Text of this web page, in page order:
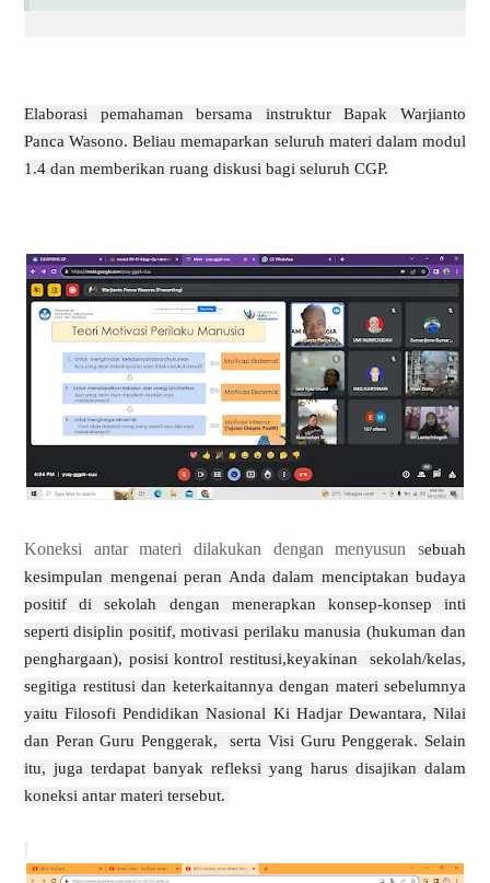
Elaborasi pemahaman bersama instruktur Bapak Warjianto
Panca Wasono. Beliau memaparkan seluruh materi dalam modul
1.4 dan memberikan ruang diskusi bagi seluruh CGP.
Koneksi antar materi dilakukan dengan menyusun sebuah
kesimpulan mengenai peran Anda dalam menciptakan budaya
positif di sekolah dengan menerapkan konsep-konsep inti
seperti disiplin positif, motivasi perilaku manusia (hukuman dan
penghargaan), posisi kontrol restitusi,keyakinan
sekolah/kelas,
segitiga restitusi dan keterkaitannya dengan materi sebelumnya
yaitu Filosofi Pendidikan Nasional Ki Hadjar Dewantara, Nilai
dan Peran Guru Penggerak,
serta Visi Guru Penggerak. Selain
itu, juga terdapat banyak refleksi yang harus disajikan dalam
koneksi antar materi tersebut.